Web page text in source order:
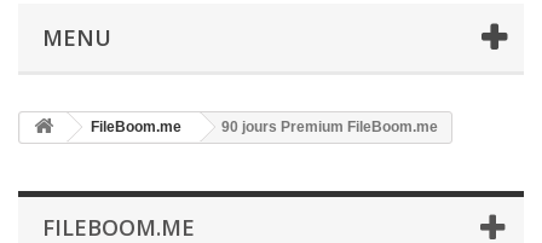
MENU
FileBoom.me 90 jours Premium FileBoom.me
FILEBOOM.ME